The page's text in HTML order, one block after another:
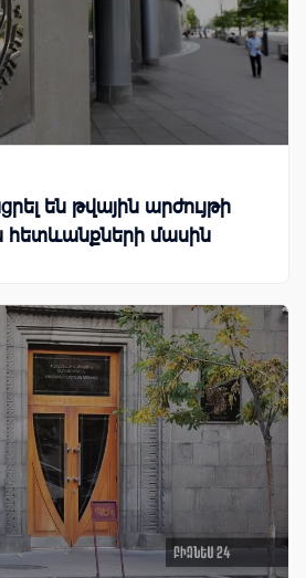
են թվային արժույթի
հետևանքների մասին